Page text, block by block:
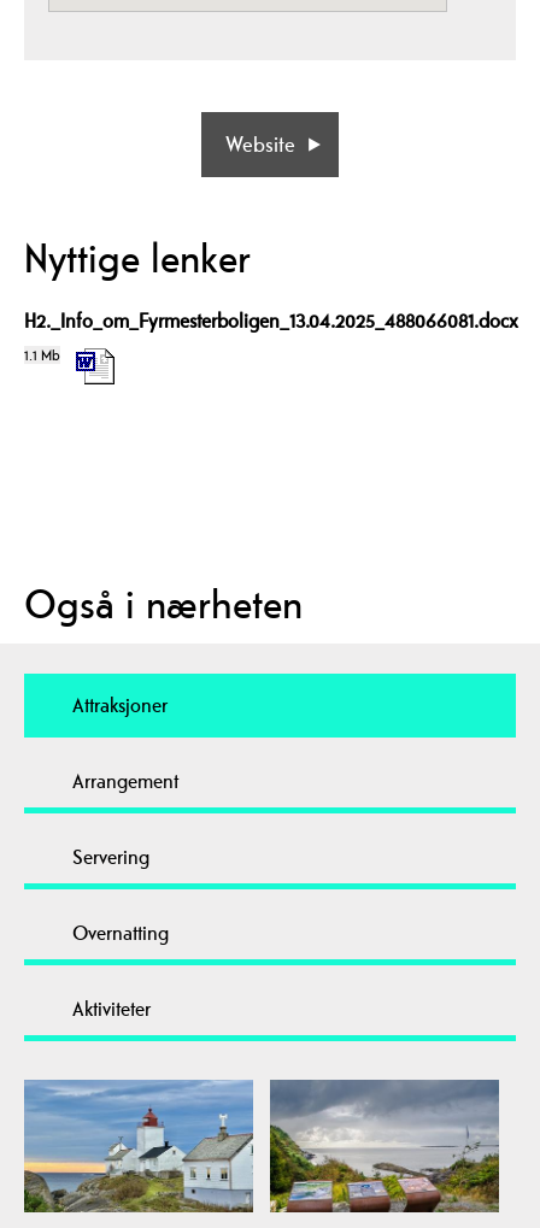
Website
Nyttige lenker
H2._Info_om_Fyrmesterboligen_13.04.2025_488066081.docx
1.1 Mb
Også i nærheten
Attraksjoner
Arrangement
Servering
Overnatting
Aktiviteter